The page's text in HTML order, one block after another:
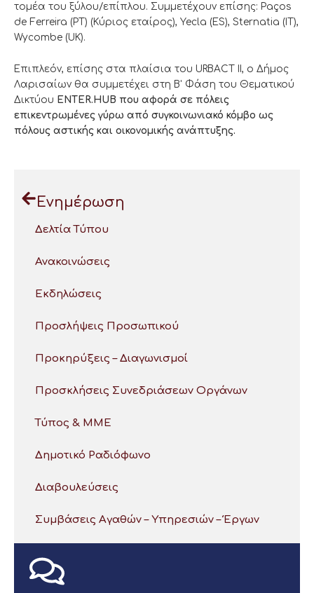
τομέα του ξύλου/επίπλου. Συμμετέχουν επίσης: Paços
de Ferreira (PT) (Κύριος εταίρος), Yecla (ES), Sternatia (IT),
Wycombe (UK).
Επιπλεόν, επίσης στα πλαίσια του URBACT II, ο Δήμος
Λαρισαίων θα συμμετέχει στη Β' Φάση του Θεματικού
Δικτύου ENTER.HUB που αφορά σε πόλεις
επικεντρωμένες γύρω από συγκοινωνιακό κόμβο ως
πόλους αστικής και οικονομικής ανάπτυξης.
Ενημέρωση
Δελτία Τύπου
Ανακοινώσεις
Εκδηλώσεις
Προσλήψεις Προσωπικού
Προκηρύξεις – Διαγωνισμοί
Προσκλήσεις Συνεδριάσεων Οργάνων
Τύπος & ΜΜΕ
Δημοτικό Ραδιόφωνο
Διαβουλεύσεις
Συμβάσεις Αγαθών – Υπηρεσιών – Έργων